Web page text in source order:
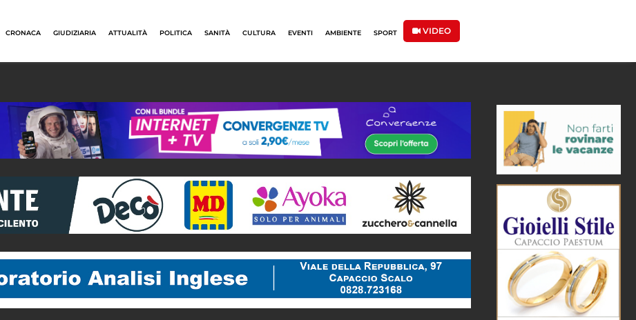
CRONACA GIUDIZIARIA ATTUALITÀ POLITICA SANITÀ CULTURA EVENTI AMBIENTE SPORT VIDEO